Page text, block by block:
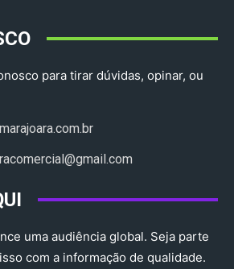
para tirar dúvidas, opinar, ou
uma audiência global. Seja parte
com a informação de qualidade.